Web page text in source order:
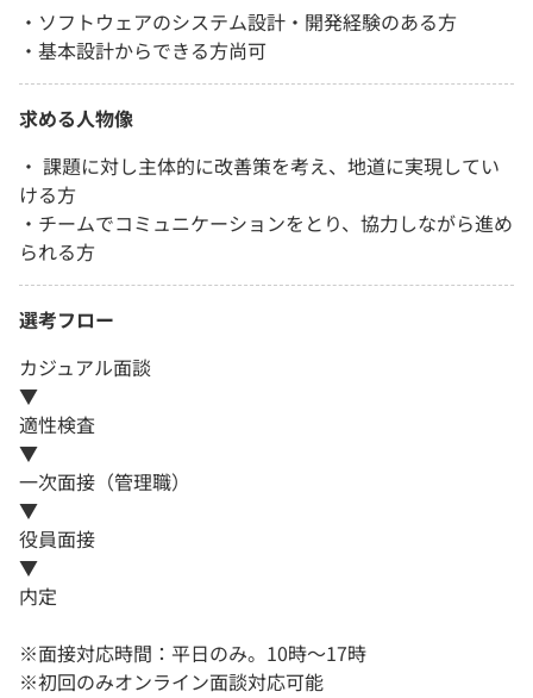
・ソフトウェアのシステム設計・開発経験のある方
・基本設計からできる方尚可
求める人物像
・ 課題に対し主体的に改善策を考え、地道に実現してい
ける方
・チームでコミュニケーションをとり、協力しながら進め
られる方
選考フロー
カジュアル面談
▼
適性検査
▼
一次面接（管理職）
▼
役員面接
▼
内定
※面接対応時間：平日のみ。10時～17時
※初回のみオンライン面談対応可能